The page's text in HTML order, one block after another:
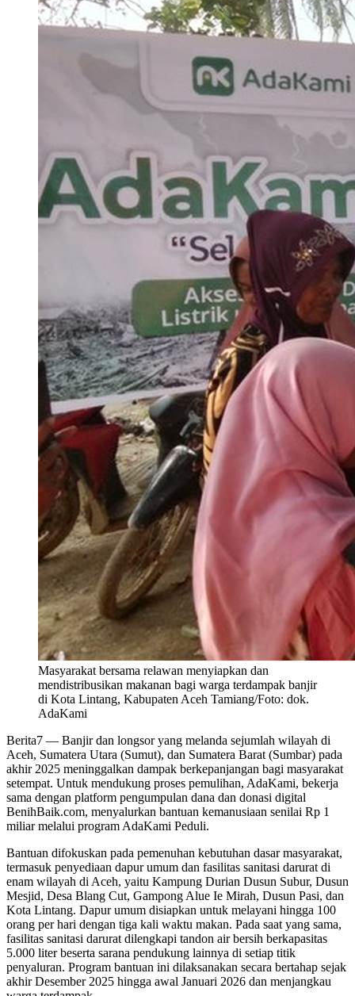
Masyarakat bersama relawan menyiapkan dan
mendistribusikan makanan bagi warga terdampak banjir
di Kota Lintang, Kabupaten Aceh Tamiang/Foto: dok.
AdaKami
Berita7 — Banjir dan longsor yang melanda sejumlah wilayah di
Aceh, Sumatera Utara (Sumut), dan Sumatera Barat (Sumbar) pada
akhir 2025 meninggalkan dampak berkepanjangan bagi masyarakat
setempat. Untuk mendukung proses pemulihan, AdaKami, bekerja
sama dengan platform pengumpulan dana dan donasi digital
BenihBaik.com, menyalurkan bantuan kemanusiaan senilai Rp 1
miliar melalui program AdaKami Peduli.
Bantuan difokuskan pada pemenuhan kebutuhan dasar masyarakat,
termasuk penyediaan dapur umum dan fasilitas sanitasi darurat di
enam wilayah di Aceh, yaitu Kampung Durian Dusun Subur, Dusun
Mesjid, Desa Blang Cut, Gampong Alue Ie Mirah, Dusun Pasi, dan
Kota Lintang. Dapur umum disiapkan untuk melayani hingga 100
orang per hari dengan tiga kali waktu makan. Pada saat yang sama,
fasilitas sanitasi darurat dilengkapi tandon air bersih berkapasitas
5.000 liter beserta sarana pendukung lainnya di setiap titik
penyaluran. Program bantuan ini dilaksanakan secara bertahap sejak
akhir Desember 2025 hingga awal Januari 2026 dan menjangkau